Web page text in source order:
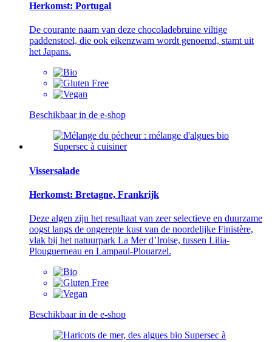
Herkomst: Portugal
De courante naam van deze chocoladebruine viltige
paddenstoel, die ook eikenzwam wordt genoemd, stamt uit
het Japans.
Beschikbaar in de e-shop
Vissersalade
Herkomst: Bretagne, Frankrijk
Deze algen zijn het resultaat van zeer selectieve en duurzame
oogst langs de ongerepte kust van de noordelijke Finistère,
vlak bij het natuurpark La Mer d’Iroise, tussen Lilia-
Plouguerneau en Lampaul-Plouarzel.
Beschikbaar in de e-shop